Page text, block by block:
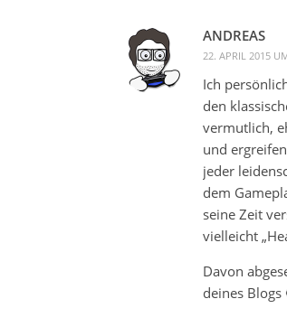
ANDREAS
22. APRIL 2015
Ich
den
vermutlich,
und
jeder
dem
seine Zeit
vielleicht
Davon
deines Blogs